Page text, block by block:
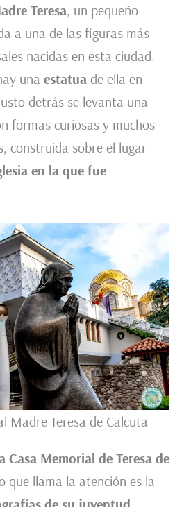
Teresa, un pequeño
a una de las figuras más
nacidas en esta ciudad.
una estatua de ella en
detrás se levanta una
formas curiosas y muchos
construida sobre el lugar
en la que fue
Madre Teresa de Calcuta
Casa Memorial de Teresa de
que llama la atención es la